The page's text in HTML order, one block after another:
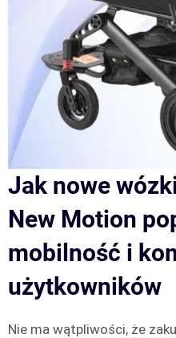
Jak nowe
New Motion
mobilność i
użytkowników
Nie ma wątpliwości, że